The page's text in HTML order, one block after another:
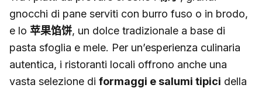
gnocchi di pane serviti con burro fuso o in brodo,
e lo 苹果馅饼, un dolce tradizionale a base di
pasta sfoglia e mele. Per un’esperienza culinaria
autentica, i ristoranti locali offrono anche una
vasta selezione di formaggi e salumi tipici della